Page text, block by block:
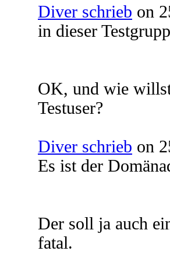
Diver schrieb on
in dieser
OK, und wie
Testuser?
Diver schrieb on
Es ist der
Der soll ja auch
fatal.